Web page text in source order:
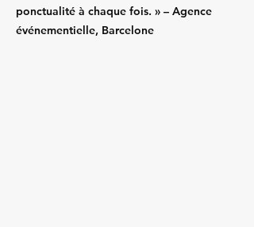
ponctualité à chaque fois. » – Agence
événementielle, Barcelone